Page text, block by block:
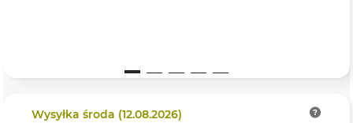
Wysyłka środa (12.08.2026)